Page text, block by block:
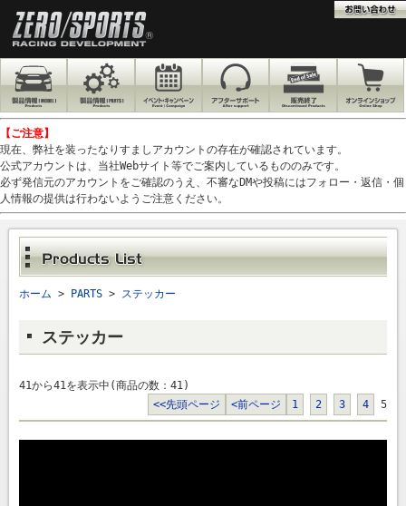
【ご注意】
現在、弊社を装ったなりすましアカウントの存在が確認されています。
公式アカウントは、当社Webサイト等でご案内しているもののみです。
必ず発信元のアカウントをご確認のうえ、不審なDMや投稿にはフォロー・返信・個
人情報の提供は行わないようご注意ください。
ホーム > PARTS> ステッカー
ステッカー
41から41を表示中(商品の数：41)
<<先頭ページ
<前ページ 1 2 3 4 5